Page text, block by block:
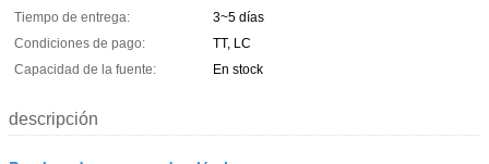
Tiempo de entrega:
3~5 días
Condiciones de pago:
TT, LC
Capacidad de la fuente:
En stock
descripción